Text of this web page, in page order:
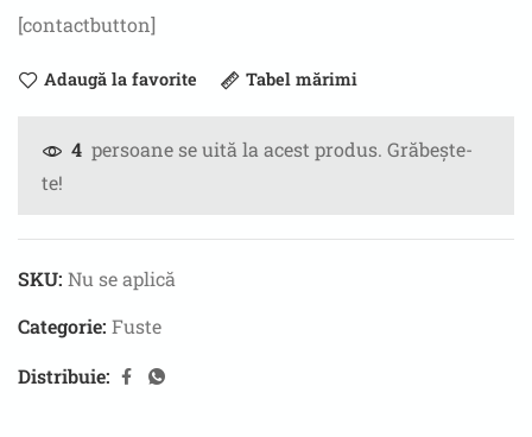
[contactbutton]
Adaugă la favorite Tabel mărimi
4 persoane se uită la acest produs. Grăbește-
te!
SKU: Nu se aplică
Categorie: Fuste
Distribuie: